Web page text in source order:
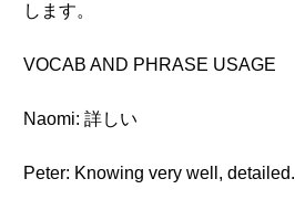
します。
VOCAB AND PHRASE USAGE
Naomi: 詳しい
Peter: Knowing very well, detailed.